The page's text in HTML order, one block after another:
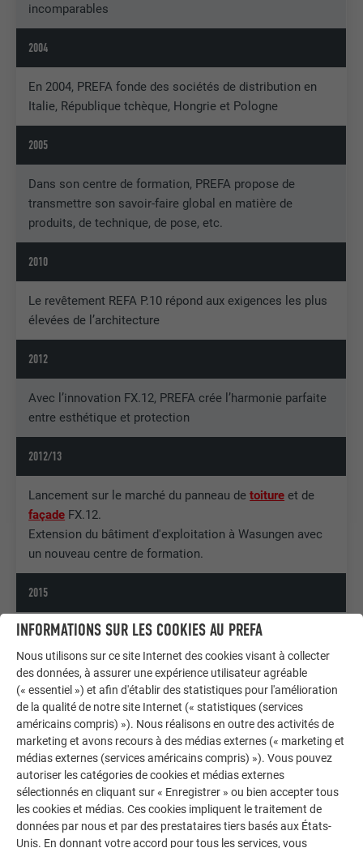
incomparables
2004
En 2004, PREFA fonde des sociétés de distribution en
Italie, République tchèque, Hongrie et Pologne
2005
Dans son centre de formation, PREFA propose de
transmettre son savoir-faire global en matière de
produits, de technique, de pose, etc.
2010
Le revêtement REFA P.10 répond aux exigences les plus
élevées de l’architecture
2012
Avec l’innovation FX.12, PREFA crée l’harmonie parfaite
entre esthétique et protection
2012/13
Lancement sur le marché du panneau detoiture et de
façade FX.12.
Extension du bâtiment d'exploitation à Wasungen avec
un nouveau centre de formation.
2015
PREFA présente une toute nouvelle forme pour exprimer
la créativité dans le domaine de l’écoulement des
eauxsentiert.
2016
Les innovations PREFA associent l’esthétique des
grands formats à une manipulation nettement optimisée
pour le montage
2018
INFORMATIONS SUR LES COOKIES AU PREFA
Nous utilisons sur ce site Internet des cookies visant à collecter
des données, à assurer une expérience utilisateur agréable
(« essentiel ») et afin d'établir des statistiques pour l'amélioration
de la qualité de notre site Internet (« statistiques (services
américains compris) »). Nous réalisons en outre des activités de
marketing et avons recours à des médias externes (« marketing et
médias externes (services américains compris) »). Vous pouvez
autoriser les catégories de cookies et médias externes
sélectionnés en cliquant sur « Enregistrer » ou bien accepter tous
les cookies et médias. Ces cookies impliquent le traitement de
données par nous et par des prestataires tiers basés aux États-
Unis. En donnant votre accord pour tous les services, vous